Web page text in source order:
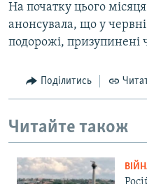
На початку цього
анонсувала, що у
подорожі, призупинені
Поділитись
Читайте також